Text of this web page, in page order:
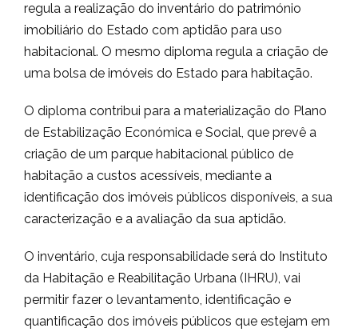
regula a realização do inventário do património
imobiliário do Estado com aptidão para uso
habitacional. O mesmo diploma regula a criação de
uma bolsa de imóveis do Estado para habitação.
O diploma contribui para a materialização do Plano
de Estabilização Económica e Social, que prevê a
criação de um parque habitacional público de
habitação a custos acessíveis, mediante a
identificação dos imóveis públicos disponíveis, a sua
caracterização e a avaliação da sua aptidão.
O inventário, cuja responsabilidade será do Instituto
da Habitação e Reabilitação Urbana (IHRU), vai
permitir fazer o levantamento, identificação e
quantificação dos imóveis públicos que estejam em